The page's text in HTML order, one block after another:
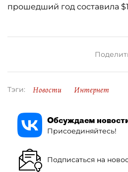
прошедший год составила
Тэги: Новости Интернет
Обсуждаем
Присоединяйтесь!
Подписаться на